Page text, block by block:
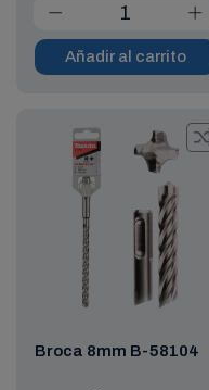
Añadir al carrito
Broca 8mm B-58104